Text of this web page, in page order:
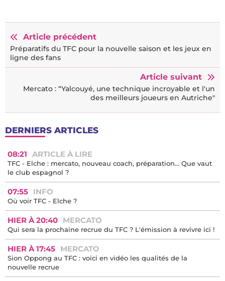
Article précédent
Préparatifs du TFC pour la nouvelle saison et les jeux en
ligne des fans
Article suivant
Mercato : “Yalcouyé, une technique incroyable et l'un
des meilleurs joueurs en Autriche"
DERNIERS ARTICLES
08:21 ARTICLE À LIRE
TFC - Elche : mercato, nouveau coach, préparation… Que vaut
le club espagnol ?
07:55 INFO
Où voir TFC - Elche ?
HIER À 20:40 MERCATO
Qui sera la prochaine recrue du TFC ? L'émission à revivre ici !
HIER À 17:45 MERCATO
Sion Oppong au TFC : voici en vidéo les qualités de la
nouvelle recrue